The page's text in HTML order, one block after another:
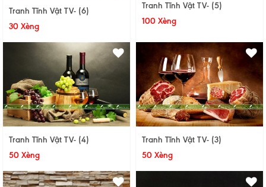
Tranh Tĩnh Vật TV- (6)
30 Xèng
Tranh Tĩnh Vật TV- (5)
100 Xèng
Tranh Tĩnh Vật TV- (4)
50 Xèng
Tranh Tĩnh Vật TV- (3)
50 Xèng